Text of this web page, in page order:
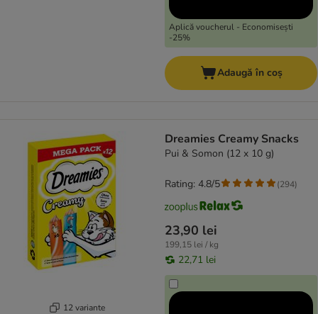
Aplică voucherul - Economisești
-25%
Adaugă în coș
12 variante
Dreamies Creamy Snacks
Pui & Somon (12 x 10 g)
23,90 lei
199,15 lei / kg
22,71 lei
Rating: 4.8/5 (294)